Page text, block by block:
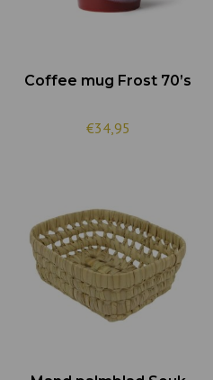
Coffee mug Frost 70’s
€34,95